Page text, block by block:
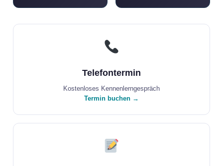
Telefontermin
Kostenloses Kennenlerngespräch
Termin buchen →